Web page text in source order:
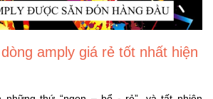
amply giá rẻ tốt nhất hiện